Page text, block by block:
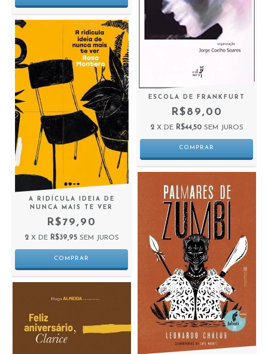
ESCOLA DE FRANKFURT
R$89,00
2 X DE R$44,50 SEM JUROS
A RIDÍCULA IDEIA DE
NUNCA MAIS TE VER
R$79,90
2 X DE R$39,95 SEM JUROS